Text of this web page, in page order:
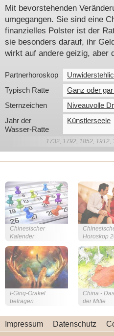
Mit bevorstehenden
umgegangen. Sie sind eine
finanzielles Polster ist der
sie besonders darauf, ihr
wirkt auf andere geizig, aber
Partnerhoroskop
Typisch Ratte
Ganz oder
Sternzeichen
Niveauvolle
Jahr der
Wasser-Ratte
Künstlerseele
1732, 1792, 1852, 1912,
Chinesischer
Kalender
Horoskop
I-Ging-Orakel
befragen
China -
der Mitte
Impressum Datenschutz